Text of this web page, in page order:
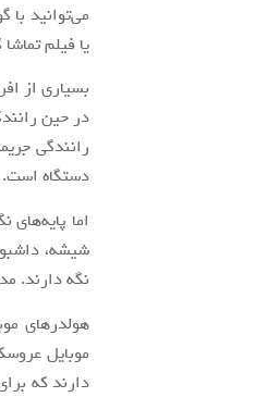
می‌توانید
یا فیلم
بسیاری از
در حین
رانندگی
دستگاه است.
اما
شیشه،
نگه‌ دارند.
هولدرهای
موبایل
دارند که